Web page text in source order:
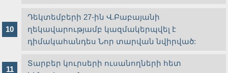
Դեկտեմբերի 27-ին Վ.Բաբայանի
ղեկավարությամբ կազմակերպվել է
դիմակահանդես Նոր տարվան նվիրված:
Տարբեր կուրսերի ուսանողների հետ